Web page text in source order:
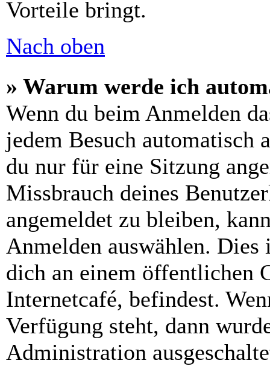
Vorteile bringt.
Nach oben
» Warum werde ich
Wenn du beim Anmelden
jedem Besuch automatisch
du nur für eine Sitzung
Missbrauch deines
angemeldet zu bleiben,
Anmelden auswählen.
dich an einem öffentlichen
Internetcafé, befindest.
Verfügung steht, dann
Administration